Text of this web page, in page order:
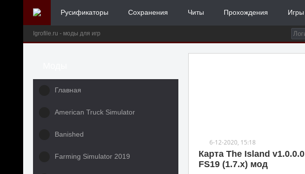
Русификаторы Сохранения Читы Прохождения Игры
Igrofile.ru - моды для игр
Главная
American Truck Simulator
Banished
Farming Simulator 2019
6-12-2020, 15:18
Карта The Island v1.0.0.0
FS19 (1.7.x) мод